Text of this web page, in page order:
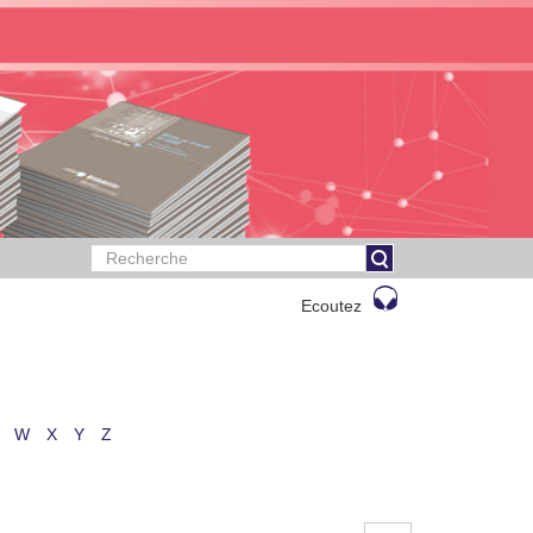
Ecoutez
W X Y Z